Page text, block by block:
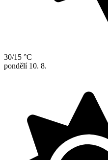
30/15 °C
pondělí 10. 8.